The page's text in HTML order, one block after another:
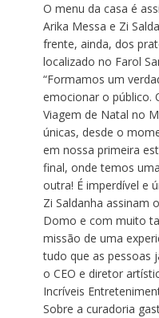
O menu da casa é
Arika Messa e Zi
frente, ainda, dos
localizado no Farol
“Formamos um
emocionar o público.
Viagem de Natal no
únicas, desde o
em nossa primeira
final, onde temos
outra! É imperdível e
Zi Saldanha assinam
Domo e com muito
missão de uma
tudo que as pessoas
o CEO e diretor
Incríveis
Sobre a curadoria